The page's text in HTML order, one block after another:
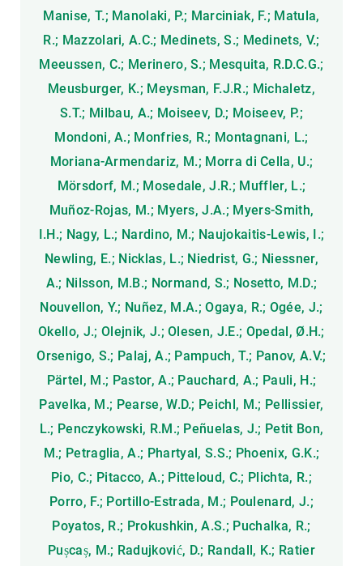
Manise, T.; Manolaki, P.; Marciniak, F.; Matula,
R.; Mazzolari, A.C.; Medinets, S.; Medinets, V.;
Meeussen, C.; Merinero, S.; Mesquita, R.D.C.G.;
Meusburger, K.; Meysman, F.J.R.; Michaletz,
S.T.; Milbau, A.; Moiseev, D.; Moiseev, P.;
Mondoni, A.; Monfries, R.; Montagnani, L.;
Moriana-Armendariz, M.; Morra di Cella, U.;
Mörsdorf, M.; Mosedale, J.R.; Muffler, L.;
Muñoz-Rojas, M.; Myers, J.A.; Myers-Smith,
I.H.; Nagy, L.; Nardino, M.; Naujokaitis-Lewis, I.;
Newling, E.; Nicklas, L.; Niedrist, G.; Niessner,
A.; Nilsson, M.B.; Normand, S.; Nosetto, M.D.;
Nouvellon, Y.; Nuñez, M.A.; Ogaya, R.; Ogée, J.;
Okello, J.; Olejnik, J.; Olesen, J.E.; Opedal, Ø.H.;
Orsenigo, S.; Palaj, A.; Pampuch, T.; Panov, A.V.;
Pärtel, M.; Pastor, A.; Pauchard, A.; Pauli, H.;
Pavelka, M.; Pearse, W.D.; Peichl, M.; Pellissier,
L.; Penczykowski, R.M.; Peñuelas, J.; Petit Bon,
M.; Petraglia, A.; Phartyal, S.S.; Phoenix, G.K.;
Pio, C.; Pitacco, A.; Pitteloud, C.; Plichta, R.;
Porro, F.; Portillo-Estrada, M.; Poulenard, J.;
Poyatos, R.; Prokushkin, A.S.; Puchalka, R.;
Pușcaș, M.; Radujković, D.; Randall, K.; Ratier